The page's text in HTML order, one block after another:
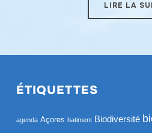
LIRE LA
ÉTIQUETTES
agenda Açores batiment Biodiversité